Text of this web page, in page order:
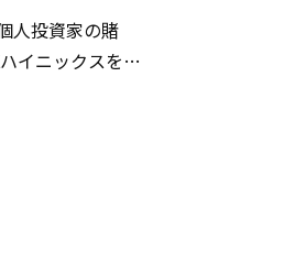
人投資家の賭
イニックスを巡